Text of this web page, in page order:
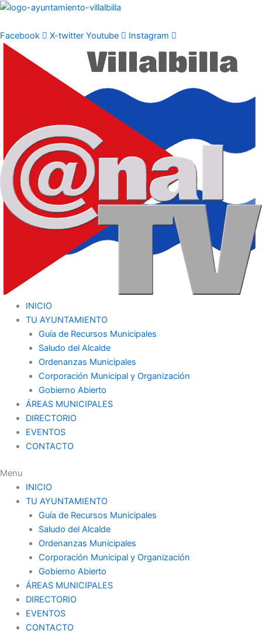
Ir
contenido
Facebook X-twitter Youtube Instagram
INICIO
TU AYUNTAMIENTO
Guía de Recursos Municipales
Saludo del Alcalde
Ordenanzas Municipales
Corporación Municipal y Organización
Gobierno Abierto
ÁREAS MUNICIPALES
DIRECTORIO
EVENTOS
CONTACTO
Menu
INICIO
TU AYUNTAMIENTO
Guía de Recursos Municipales
Saludo del Alcalde
Ordenanzas Municipales
Corporación Municipal y Organización
Gobierno Abierto
ÁREAS MUNICIPALES
DIRECTORIO
EVENTOS
CONTACTO